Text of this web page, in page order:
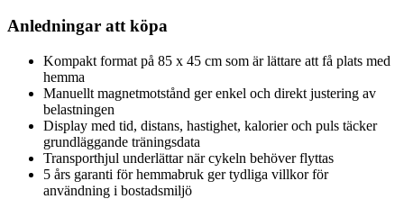
Anledningar att köpa
Kompakt format på 85 x 45 cm som är lättare att få plats med
hemma
Manuellt magnetmotstånd ger enkel och direkt justering av
belastningen
Display med tid, distans, hastighet, kalorier och puls täcker
grundläggande träningsdata
Transporthjul underlättar när cykeln behöver flyttas
5 års garanti för hemmabruk ger tydliga villkor för
användning i bostadsmiljö